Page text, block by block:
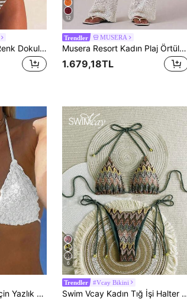
Swim Lushoire Düz Renk Dokulu Kumaş Çıkarılabilir Askılı Bandeau Halter İki Parça Mayo, Yanı Pileli Göğüs U-Şekilli Derin V Yaka, Bahar/Yaz Plajı İçin Minimalist Zarif
12
Trendler MUSERA
Musera Resort Kadın Plaj Örtüleri Ibiza Boho Tatil Plaj Şık Yaz Payetli Geniş Paçalı Tığ İşi Pantolon
1.679,18TL
Swim Mod Kadınlar için Yazlık Yeni Plaj Tatili Şık Çiçek Desenli Bağlamalı Üçgen Bikini Üstü, File Kumaşlı Seksi Sırtı Açık Mayo
6
Trendler #Vcay Bikini
Swim Vcay Kadın Tığ İşi Halter Yaka Bikini Takımları,